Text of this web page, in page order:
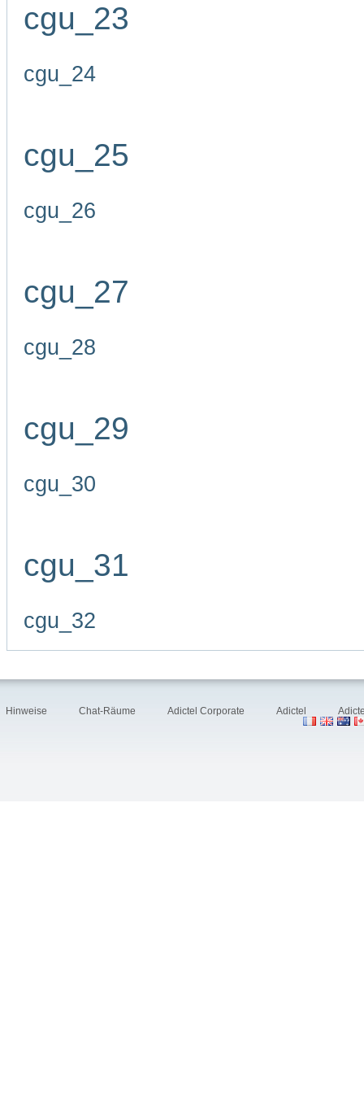
cgu_23
cgu_24
cgu_25
cgu_26
cgu_27
cgu_28
cgu_29
cgu_30
cgu_31
cgu_32
Hinweise Chat-Räume Adictel Corporate Adictel